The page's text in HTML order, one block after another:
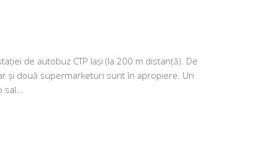
de autobuz CTP Iași (la 200 m distanță). De
și două supermarketuri sunt în apropiere. Un
sal...